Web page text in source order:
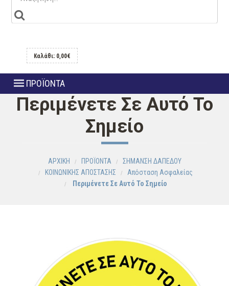
Καλάθι: 0,00€
ΠΡΟΪΟΝΤΑ
Περιμένετε Σε Αυτό Το
Σημείο
ΑΡΧΙΚΗ ΠΡΟΪΟΝΤΑ
ΣΗΜΑΝΣΗ ΔΑΠΕΔΟΥ
ΚΟΙΝΩΝΙΚΗΣ ΑΠΟΣΤΑΣΗΣ
Aπόσταση Ασφαλείας
Περιμένετε Σε Αυτό Το Σημείο